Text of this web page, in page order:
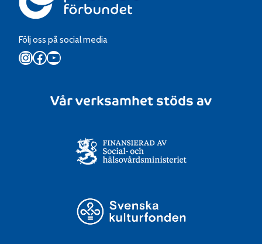
Följ oss på social media
Instagram
Facebook
YouTube
Vår verksamhet stöds av